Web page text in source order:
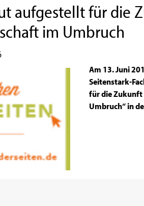
aufgestellt für die
im Umbruch
Am 13. Juni
Seitenstark-
für die Zukunft
Umbruch“ in